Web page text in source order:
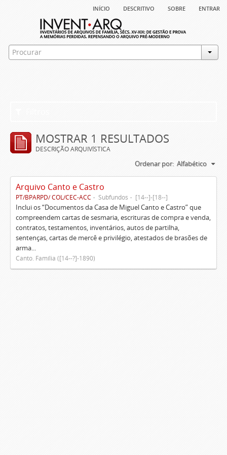
início descritivo sobre entrar
MOSTRAR 1 RESULTADOS
DESCRIÇÃO ARQUIVÍSTICA
Ordenar por: Alfabético
Arquivo Canto e Castro
PT/BPARPD/ COL/CEC-ACC Subfundos [14--]-[18--]
Inclui os “Documentos da Casa de Miguel Canto e Castro” que
compreendem cartas de sesmaria, escrituras de compra e venda,
contratos, testamentos, inventários, autos de partilha,
sentenças, cartas de mercê e privilégio, atestados de brasões de
arma...
Canto. Família ([14--?]-1890)